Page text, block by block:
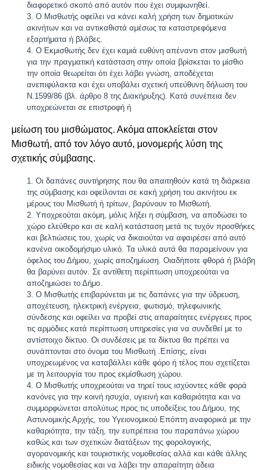
διαφορετικό σκοπό από αυτόν που έχει συμφωνηθεί.
Ο Μισθωτής οφείλει να κάνει καλή χρήση των δημοτικών
ακινήτων και να αντικαθιστά αμέσως τα καταστρεφόμενα
εξαρτήματα ή βλάβες.
Ο Εκμισθωτής δεν έχει καμιά ευθύνη απέναντι στον μισθωτή
για την πραγματική κατάσταση στην οποία βρίσκεται το μίσθιο
την οποία θεωρείται ότι έχει λάβει γνώση, αποδέχεται
ανεπιφύλακτα και έχει υποβάλει σχετική υπεύθυνη δήλωση του
Ν.1599/86 (βλ. άρθρο 8 της Διακήρυξης). Κατά συνέπεια δεν
υποχρεώνεται σε επιστροφή ή
μείωση του μισθώματος. Ακόμα αποκλείεται στον
Μισθωτή, από τον λόγο αυτό, μονομερής λύση της
σχετικής σύμβασης.
Οι δαπάνες συντήρησης που θα απαιτηθούν κατά τη διάρκεια
της σύμβασης και οφείλονται σε κακή χρήση του ακινήτου εκ
μέρους του Μισθωτή ή τρίτων, βαρύνουν το Μισθωτή.
Υποχρεούται ακόμη, μόλις λήξει η σύμβαση, να αποδώσει το
χώρο ελεύθερο και σε καλή κατάσταση μετά τις τυχόν προσθήκες
και βελτιώσεις του, χωρίς να δικαιούται να αφαιρέσει από αυτό
κανένα οικοδομήσιμο υλικό. Τα υλικά αυτά θα παραμείνουν για
όφελος του Δήμου, χωρίς αποζημίωση. Οιαδήποτε φθορά ή βλάβη
θα βαρύνει αυτόν. Σε αντίθετη περίπτωση υποχρεούται να
αποζημιώσει το Δήμο.
Ο Μισθωτής επιβαρύνεται με τις δαπάνες για την ύδρευση,
αποχέτευση, ηλεκτρική ενέργεια, φωτισμό, τηλεφωνικής
σύνδεσης και οφείλει να προβεί στις απαραίτητες ενέργειες προς
τις αρμόδιες κατά περίπτωση υπηρεσίες για να συνδεθεί με το
αντίστοιχο δίκτυο. Οι συνδέσεις με τα δίκτυα θα πρέπει να
συνάπτονται στο όνομα του Μισθωτή .Επίσης, είναι
υποχρεωμένος να καταβάλλει κάθε φόρο ή τέλος που σχετίζεται
με τη λειτουργία του προς εκμίσθωση χώρου.
Ο Μισθωτής υποχρεούται να τηρεί τους ισχύοντες κάθε φορά
κανόνες για την κοινή ησυχία, υγιεινή και καθαριότητα και να
συμμορφώνεται απολύτως προς τις υποδείξεις του Δήμου, της
Αστυνομικής Αρχής, του Υγειονομικού Επόπτη αναφορικά με την
καθαριότητα, την τάξη, την ευπρέπεια του παραπάνω χώρου
καθώς και των σχετικών διατάξεων της φορολογικής,
αγορανομικής και τουριστικής νομοθεσίας αλλά και κάθε άλλης
ειδικής νομοθεσίας και να λάβει την απαραίτητη άδεια